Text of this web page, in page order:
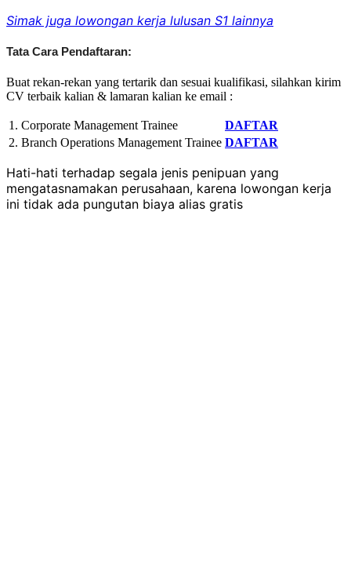
Simak juga lowongan kerja lulusan S1 lainnya
Tata Cara Pendaftaran:
Buat rekan-rekan yang tertarik dan sesuai kualifikasi, silahkan kirim
CV terbaik kalian & lamaran kalian ke email :
1. Corporate Management Trainee
DAFTAR
2. Branch Operations Management Trainee DAFTAR
Hati-hati terhadap segala jenis penipuan yang
mengatasnamakan perusahaan, karena lowongan kerja
ini tidak ada pungutan biaya alias gratis